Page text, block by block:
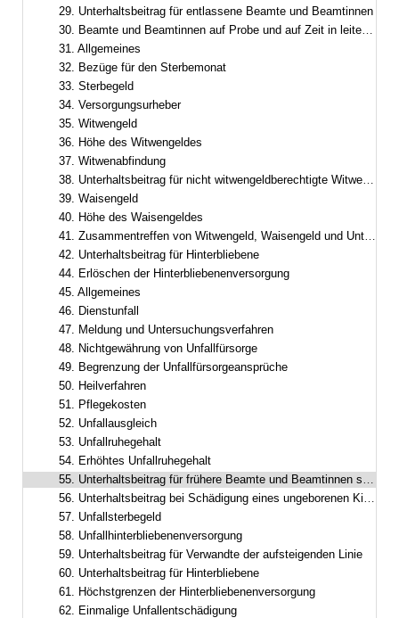
29. Unterhaltsbeitrag für entlassene Beamte und Beamtinnen
30. Beamte und Beamtinnen auf Probe und auf Zeit in leitender Funktion
31. Allgemeines
32. Bezüge für den Sterbemonat
33. Sterbegeld
34. Versorgungsurheber
35. Witwengeld
36. Höhe des Witwengeldes
37. Witwenabfindung
38. Unterhaltsbeitrag für nicht witwengeldberechtigte Witwer oder Witwen
39. Waisengeld
40. Höhe des Waisengeldes
41. Zusammentreffen von Witwengeld, Waisengeld und Unterhaltsbeiträgen
42. Unterhaltsbeitrag für Hinterbliebene
44. Erlöschen der Hinterbliebenenversorgung
45. Allgemeines
46. Dienstunfall
47. Meldung und Untersuchungsverfahren
48. Nichtgewährung von Unfallfürsorge
49. Begrenzung der Unfallfürsorgeansprüche
50. Heilverfahren
51. Pflegekosten
52. Unfallausgleich
53. Unfallruhegehalt
54. Erhöhtes Unfallruhegehalt
55. Unterhaltsbeitrag für frühere Beamte und Beamtinnen sowie frühere Ruhestandsbeamte und Ruhestandsbeamtinnen
56. Unterhaltsbeitrag bei Schädigung eines ungeborenen Kindes
57. Unfallsterbegeld
58. Unfallhinterbliebenenversorgung
59. Unterhaltsbeitrag für Verwandte der aufsteigenden Linie
60. Unterhaltsbeitrag für Hinterbliebene
61. Höchstgrenzen der Hinterbliebenenversorgung
62. Einmalige Unfallentschädigung